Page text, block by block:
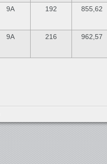
9A 192 855,62
9A 216 962,57